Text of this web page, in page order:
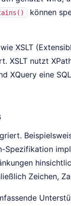
können
XSLT
XSLT nutzt
XQuery eine
Spezifikation
Zeichen,